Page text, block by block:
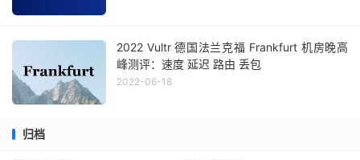
2022 Vultr 德国法兰克福 Frankfurt 机房晚高
峰测评：速度 延迟 路由 丢包
2022-06-18
归档